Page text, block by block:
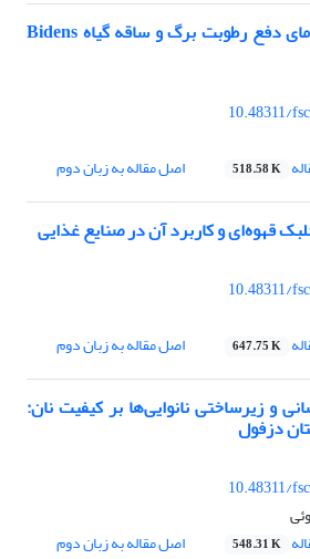
تعیین منحنی‌های هم دمای دفع رطوبت برگ و ساقه گیاه Bidens
10.48311/
518.58 K اصل مقاله به زبان دوم
قهوه‌ای و کاربرد آن در صنایع غذایی
10.48311/
647.75 K اصل مقاله به زبان دوم
و زیرساختی نانوایی‌ها بر کیفیت نان:
دزفول
10.48311/
548.31 K اصل مقاله به زبان دوم